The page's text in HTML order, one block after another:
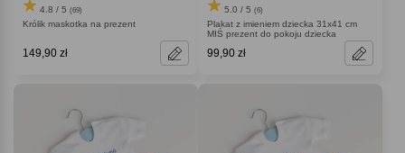
4.8 / 5 (69)
Królik maskotka na prezent
149,90 zł
5.0 / 5 (6)
Plakat z imieniem dziecka 31x41 cm
MIŚ prezent do pokoju dziecka
99,90 zł